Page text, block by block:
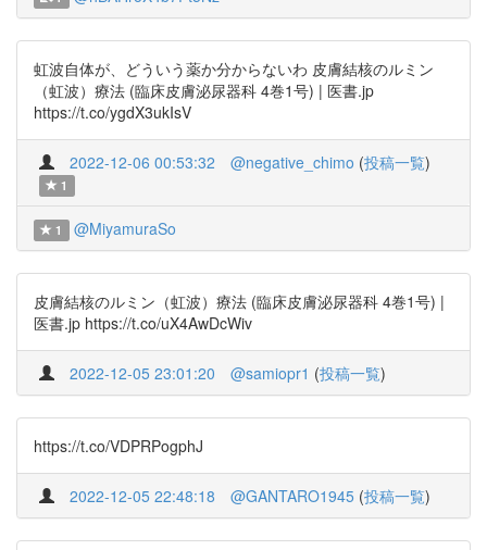
虹波自体が、どういう薬か分からないわ 皮膚結核のルミン
（虹波）療法 (臨床皮膚泌尿器科 4巻1号) | 医書.jp
https://t.co/ygdX3ukIsV
2022-12-06 00:53:32 @negative_chimo (投稿一覧)
1
1 @MiyamuraSo
皮膚結核のルミン（虹波）療法 (臨床皮膚泌尿器科 4巻1号) |
医書.jp https://t.co/uX4AwDcWiv
2022-12-05 23:01:20 @samiopr1 (投稿一覧)
https://t.co/VDPRPogphJ
2022-12-05 22:48:18 @GANTARO1945 (投稿一覧)